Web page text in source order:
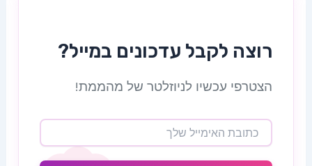
רוצה לקבל עדכונים במייל?
הצטרפי עכשיו לניוזלטר של מהממת!